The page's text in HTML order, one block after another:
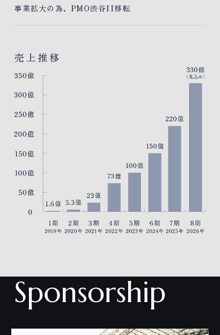
事業拡大の為、PMO渋谷II移転
売上推移
Sponsorship